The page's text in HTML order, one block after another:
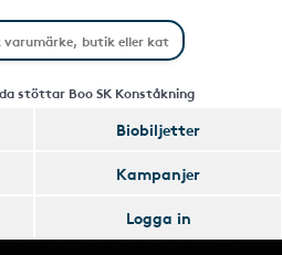
stöttar Boo SK Konståkning
Biobiljetter
Kampanjer
Logga in